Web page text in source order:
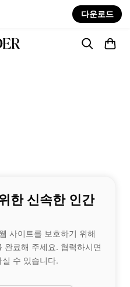
다운로드
한 신속한 인간
사이트를 보호하기 위해
완료해 주세요. 협력하시면
수 있습니다.